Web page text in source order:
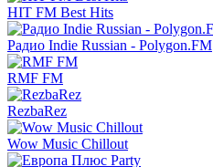
HIT FM Best Hits
Радио Indie Russian - Polygon.FM
RMF FM
RezbaRez
Wow Music Chillout